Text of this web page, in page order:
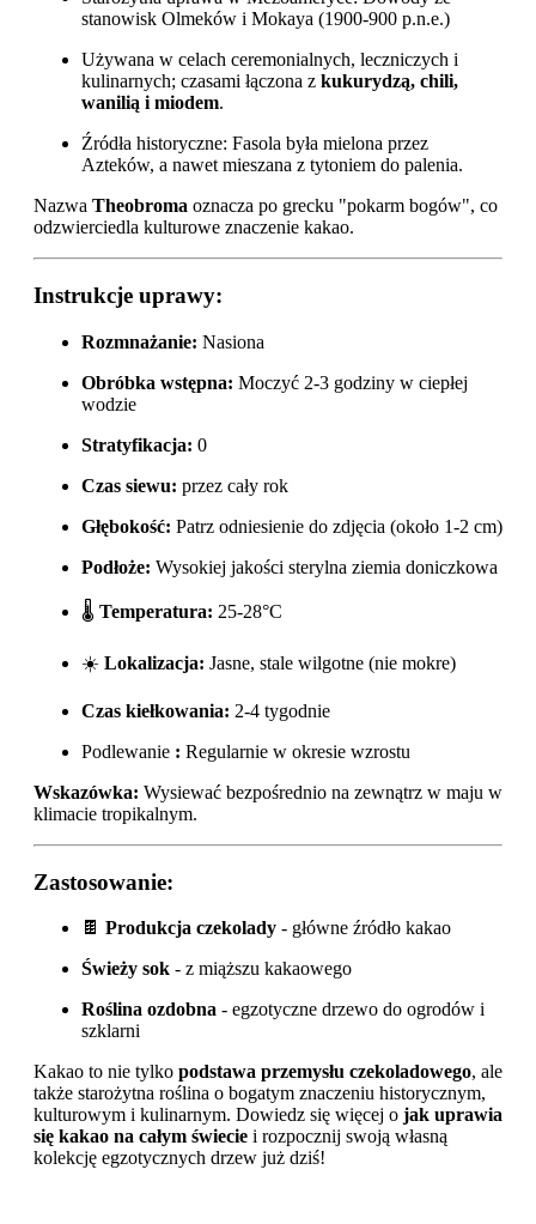
stanowisk Olmeków i Mokaya (1900-900 p.n.e.)
Używana w celach ceremonialnych, leczniczych i
kulinarnych; czasami łączona z kukurydzą, chili,
wanilią i miodem.
Źródła historyczne: Fasola była mielona przez
Azteków, a nawet mieszana z tytoniem do palenia.
Nazwa Theobroma oznacza po grecku "pokarm bogów", co
odzwierciedla kulturowe znaczenie kakao.
Instrukcje uprawy:
Rozmnażanie: Nasiona
Obróbka wstępna: Moczyć 2-3 godziny w ciepłej
wodzie
Stratyfikacja: 0
Czas siewu: przez cały rok
Głębokość: Patrz odniesienie do zdjęcia (około 1-2 cm)
Podłoże: Wysokiej jakości sterylna ziemia doniczkowa
🌡️ Temperatura: 25-28°C
☀️ Lokalizacja: Jasne, stale wilgotne (nie mokre)
Czas kiełkowania: 2-4 tygodnie
Podlewanie : Regularnie w okresie wzrostu
Wskazówka: Wysiewać bezpośrednio na zewnątrz w maju w
klimacie tropikalnym.
Zastosowanie:
🍫 Produkcja czekolady - główne źródło kakao
Świeży sok - z miąższu kakaowego
Roślina ozdobna - egzotyczne drzewo do ogrodów i
szklarni
Kakao to nie tylko podstawa przemysłu czekoladowego, ale
także starożytna roślina o bogatym znaczeniu historycznym,
kulturowym i kulinarnym. Dowiedz się więcej o jak uprawia
się kakao na całym świecie i rozpocznij swoją własną
kolekcję egzotycznych drzew już dziś!